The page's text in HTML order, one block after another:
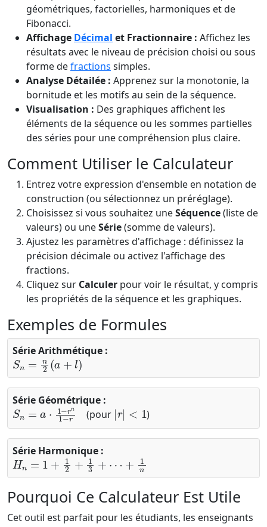
géométriques, factorielles, harmoniques et de
Fibonacci.
Affichage Décimal et Fractionnaire : Affichez les
résultats avec le niveau de précision choisi ou sous
forme defractions simples.
Analyse Détailée : Apprenez sur la monotonie, la
bornitude et les motifs au sein de la séquence.
Visualisation : Des graphiques affichent les
éléments de la séquence ou les sommes partielles
des séries pour une compréhension plus claire.
Comment Utiliser le Calculateur
Entrez votre expression d'ensemble en notation de
construction (ou sélectionnez un préréglage).
Choisissez si vous souhaitez uneSéquence(liste de
valeurs) ou uneSérie(somme de valeurs).
Ajustez les paramètres d'affichage : définissez la
précision décimale ou activez l'affichage des
fractions.
Cliquez sur Calculer pour voir le résultat, y compris
les propriétés de la séquence et les graphiques.
Exemples de Formules
Série Arithmétique :
Sn=n2(a+l)
Série Géométrique :
Sn=a⋅1−rn1−r
(pour
| r
)
Série Harmonique :
Hn=1+12+13+⋯+
Pourquoi Ce Calculateur Est Utile
Cet outil est parfait pour les étudiants, les enseignants